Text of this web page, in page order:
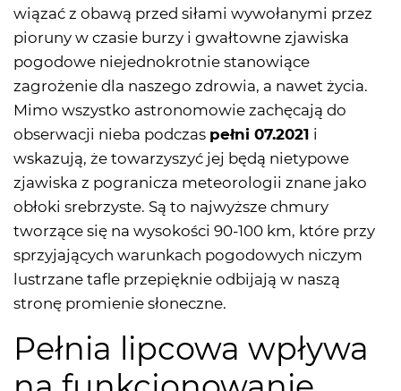
wiązać z obawą przed siłami wywołanymi przez
pioruny w czasie burzy i gwałtowne zjawiska
pogodowe niejednokrotnie stanowiące
zagrożenie dla naszego zdrowia, a nawet życia.
Mimo wszystko astronomowie zachęcają do
obserwacji nieba podczas pełni 07.2021 i
wskazują, że towarzyszyć jej będą nietypowe
zjawiska z pogranicza meteorologii znane jako
obłoki srebrzyste. Są to najwyższe chmury
tworzące się na wysokości 90-100 km, które przy
sprzyjających warunkach pogodowych niczym
lustrzane tafle przepięknie odbijają w naszą
stronę promienie słoneczne.
Pełnia lipcowa wpływa